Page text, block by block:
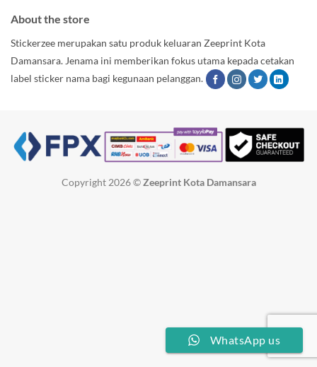
About the store
Stickerzee merupakan satu produk keluaran Zeeprint Kota
Damansara. Jenama ini memberikan fokus utama kepada cetakan
label sticker nama bagi kegunaan pelanggan.
Copyright 2026 ©Zeeprint Kota Damansara
WhatsApp us